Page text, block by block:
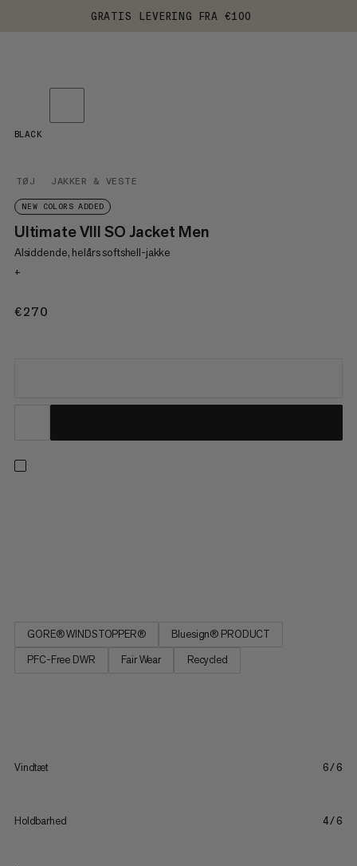
GRATIS LEVERING FRA €100
TØJ JAKKER & VESTE
NEW COLORS ADDED
Ultimate VIII SO Jacket Men
Alsiddende, helårs softshell-jakke
+
€270
BLACK
GORE® WINDSTOPPER®
Bluesign® PRODUCT
PFC-Free DWR
Fair Wear Recycled
Vindtæt 6/6
Holdbarhed 4/6